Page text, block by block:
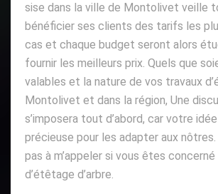
sise dans la ville de Montolivet veille
bénéficier ses clients des tarifs les
cas et chaque budget seront alors
fournir les meilleurs prix. Quels que
valables et la nature de vos travaux
Montolivet et dans la région, Une
s’imposera tout d’abord, car votre
précieuse pour les adapter aux nôtres.
pas à m’appeler si vous êtes
d’étêtage d’arbre.